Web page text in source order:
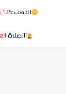
الذهب:6,125
الصلاة: